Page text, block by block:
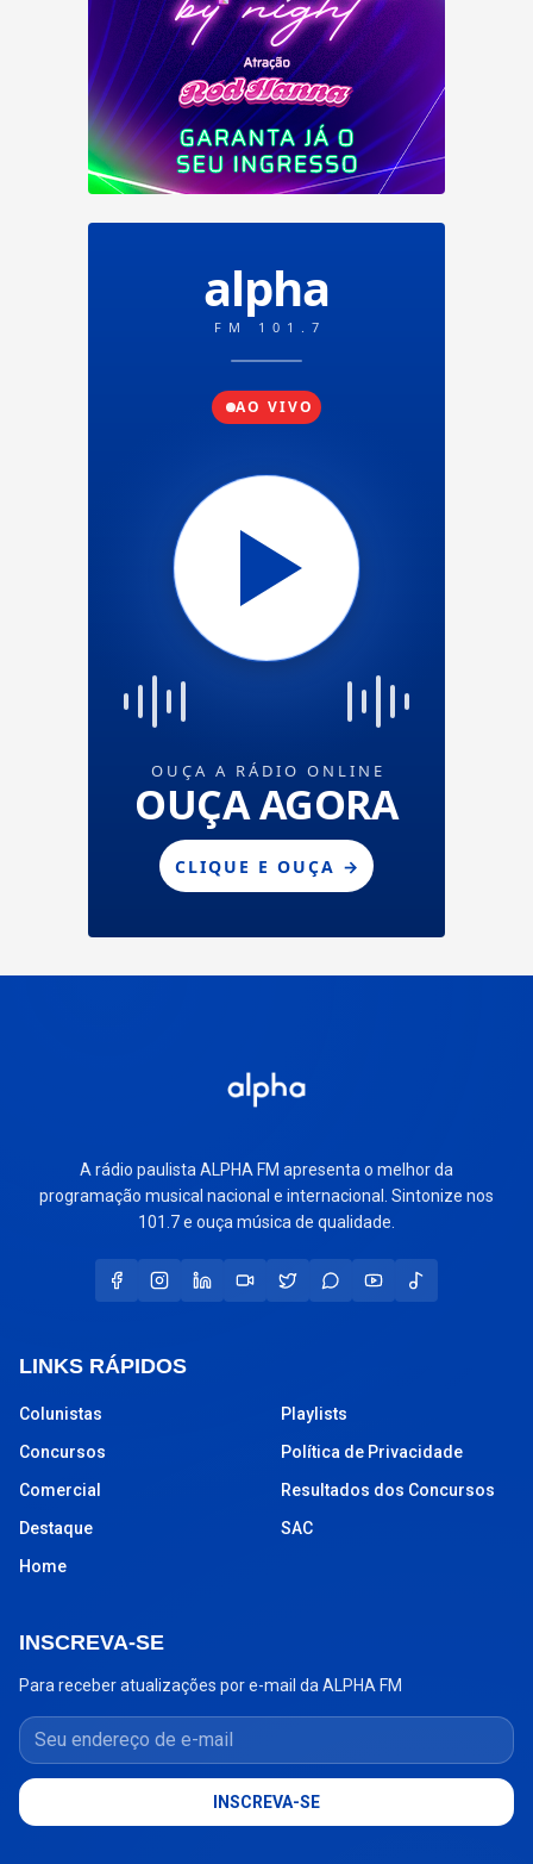
A rádio paulista ALPHA FM apresenta o melhor da
programação musical nacional e internacional. Sintonize nos
101.7 e ouça música de qualidade.
LINKS RÁPIDOS
Colunistas
Concursos
Comercial
Destaque
Home
Playlists
Política de Privacidade
Resultados dos Concursos
SAC
INSCREVA-SE
Para receber atualizações por e-mail da ALPHA FM
Seu endereço de e-mail
INSCREVA-SE